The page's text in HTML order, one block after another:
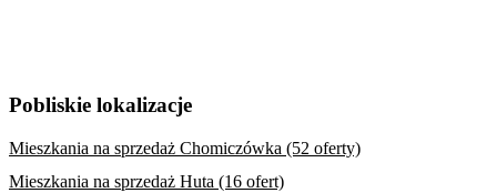
Pobliskie lokalizacje
Mieszkania na sprzedaż Chomiczówka (52 oferty)
Mieszkania na sprzedaż Huta (16 ofert)